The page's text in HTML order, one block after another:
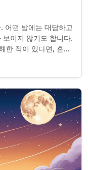
어떤 밤에는 대담하고
이지 않기도 합니다.
한 적이 있다면, 혼자